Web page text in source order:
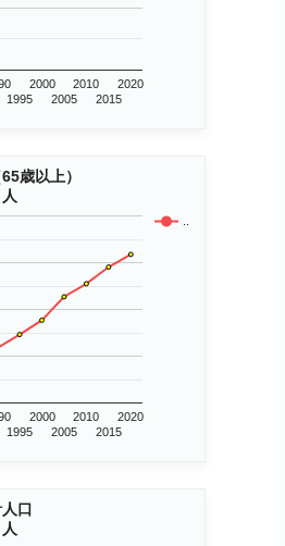
1995
2000
2005
2010
2015
2020
歳以上）
..
1995
2000
2005
2010
2015
2020
口